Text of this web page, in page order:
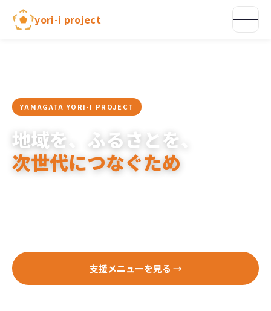
yori-i project
YAMAGATA YORI-I PROJECT
地域を、ふるさとを、
次世代につなぐため
支援メニューを見る →